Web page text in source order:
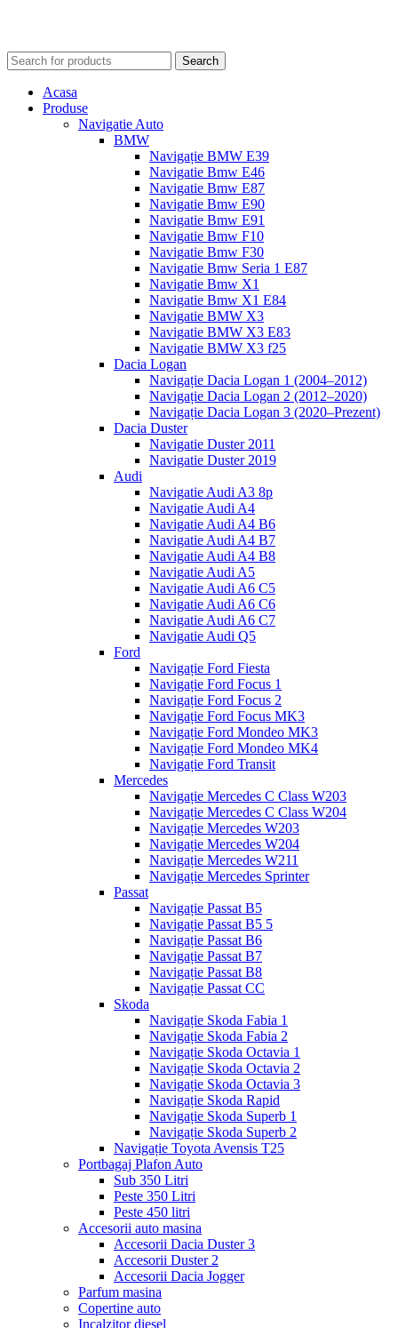
Search
Acasa
Produse
Navigatie Auto
BMW
Navigație BMW E39
Navigatie Bmw E46
Navigatie Bmw E87
Navigatie Bmw E90
Navigatie Bmw E91
Navigatie Bmw F10
Navigatie Bmw F30
Navigatie Bmw Seria 1 E87
Navigatie Bmw X1
Navigatie Bmw X1 E84
Navigatie BMW X3
Navigatie BMW X3 E83
Navigatie BMW X3 f25
Dacia Logan
Navigație Dacia Logan 1 (2004–2012)
Navigație Dacia Logan 2 (2012–2020)
Navigație Dacia Logan 3 (2020–Prezent)
Dacia Duster
Navigatie Duster 2011
Navigatie Duster 2019
Audi
Navigatie Audi A3 8p
Navigatie Audi A4
Navigatie Audi A4 B6
Navigatie Audi A4 B7
Navigatie Audi A4 B8
Navigatie Audi A5
Navigatie Audi A6 C5
Navigatie Audi A6 C6
Navigatie Audi A6 C7
Navigatie Audi Q5
Ford
Navigație Ford Fiesta
Navigație Ford Focus 1
Navigație Ford Focus 2
Navigație Ford Focus MK3
Navigație Ford Mondeo MK3
Navigație Ford Mondeo MK4
Navigație Ford Transit
Mercedes
Navigație Mercedes C Class W203
Navigație Mercedes C Class W204
Navigație Mercedes W203
Navigație Mercedes W204
Navigație Mercedes W211
Navigație Mercedes Sprinter
Passat
Navigație Passat B5
Navigație Passat B5 5
Navigație Passat B6
Navigație Passat B7
Navigație Passat B8
Navigație Passat CC
Skoda
Navigație Skoda Fabia 1
Navigație Skoda Fabia 2
Navigație Skoda Octavia 1
Navigație Skoda Octavia 2
Navigație Skoda Octavia 3
Navigație Skoda Rapid
Navigație Skoda Superb 1
Navigație Skoda Superb 2
Navigație Toyota Avensis T25
Portbagaj Plafon Auto
Sub 350 Litri
Peste 350 Litri
Peste 450 litri
Accesorii auto masina
Accesorii Dacia Duster 3
Accesorii Duster 2
Accesorii Dacia Jogger
Parfum masina
Copertine auto
Incalzitor diesel